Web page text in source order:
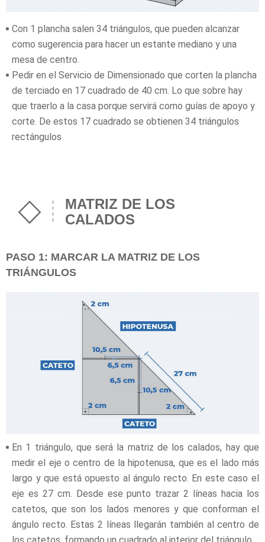
Con 1 plancha salen 34 triángulos, que pueden alcanzar
como sugerencia para hacer un estante mediano y una
mesa de centro.
Pedir en el Servicio de Dimensionado que corten la plancha
de terciado en 17 cuadrado de 40 cm. Lo que sobre hay
que traerlo a la casa porque servirá como guías de apoyo y
corte. De estos 17 cuadrado se obtienen 34 triángulos
rectángulos
MATRIZ DE LOS
CALADOS
PASO 1: MARCAR LA MATRIZ DE LOS
TRIÁNGULOS
En 1 triángulo, que será la matriz de los calados, hay que
medir el eje o centro de la hipotenusa, que es el lado más
largo y que está opuesto al ángulo recto. En este caso el
eje es 27 cm. Desde ese punto trazar 2 líneas hacia los
catetos, que son los lados menores y que conforman el
ángulo recto. Estas 2 líneas llegarán también al centro de